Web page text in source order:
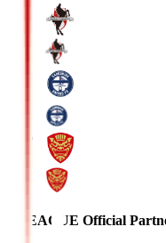
J.LEAGUE Official